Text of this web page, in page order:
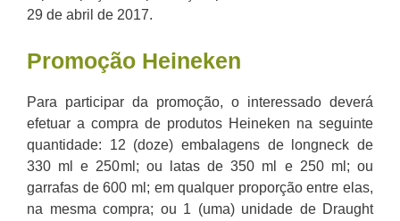
29 de abril de 2017.
Promoção Heineken
Para participar da promoção, o interessado deverá
efetuar a compra de produtos Heineken na seguinte
quantidade: 12 (doze) embalagens de longneck de
330 ml e 250ml; ou latas de 350 ml e 250 ml; ou
garrafas de 600 ml; em qualquer proporção entre elas,
na mesma compra; ou 1 (uma) unidade de Draught